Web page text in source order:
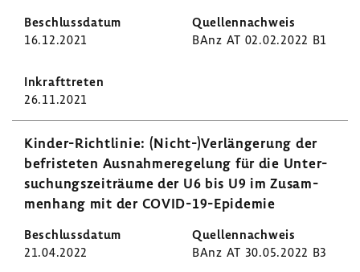
16.12.2021 BAnz AT 02.02.2022 B1
26.11.2021
Kinder-​Richtlinie: (Nicht-)Verlän­ge­rung der
befris­teten Ausnah­me­re­ge­lung für die Unter­
su­chungs­zeit­räume der U6 bis U9 im Zusam­
men­hang mit der COVID-​19-Epidemie
21.04.2022 BAnz AT 30.05.2022 B3